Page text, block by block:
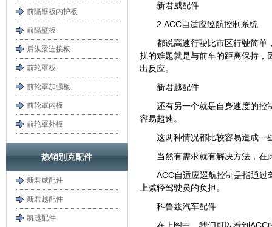
前隔壁板内护板
前隔壁板
后纵梁连接板
前轮罩板
前轮罩加强板
前轮罩内板
前轮罩外板
热销别克配件
新君威配件
新君越配件
凯越配件
新君威配件
2.ACC自适应巡航控制系统
都说高速行驶比市区行驶简单
扰的难题就是与前车的距离保持，
出反应。
新君越配件
还有另一个就是自身速度的控
容易超速。
这两种情况都比较容易造成一
当然有需求就有解决方法，在
ACC自适应巡航控制是指通
上减轻驾驶员的负担。
科鲁兹汽车配件